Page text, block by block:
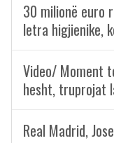
30 milionë euro
letra higjienike,
Video/ Moment
hesht, truprojat
Real Madrid,